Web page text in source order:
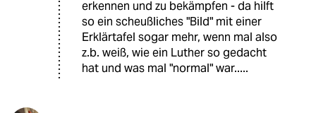
erkennen und zu bekämpfen - da hilft
so ein scheußliches "Bild" mit einer
Erklärtafel sogar mehr, wenn mal also
z.b. weiß, wie ein Luther so gedacht
hat und was mal "normal" war.....